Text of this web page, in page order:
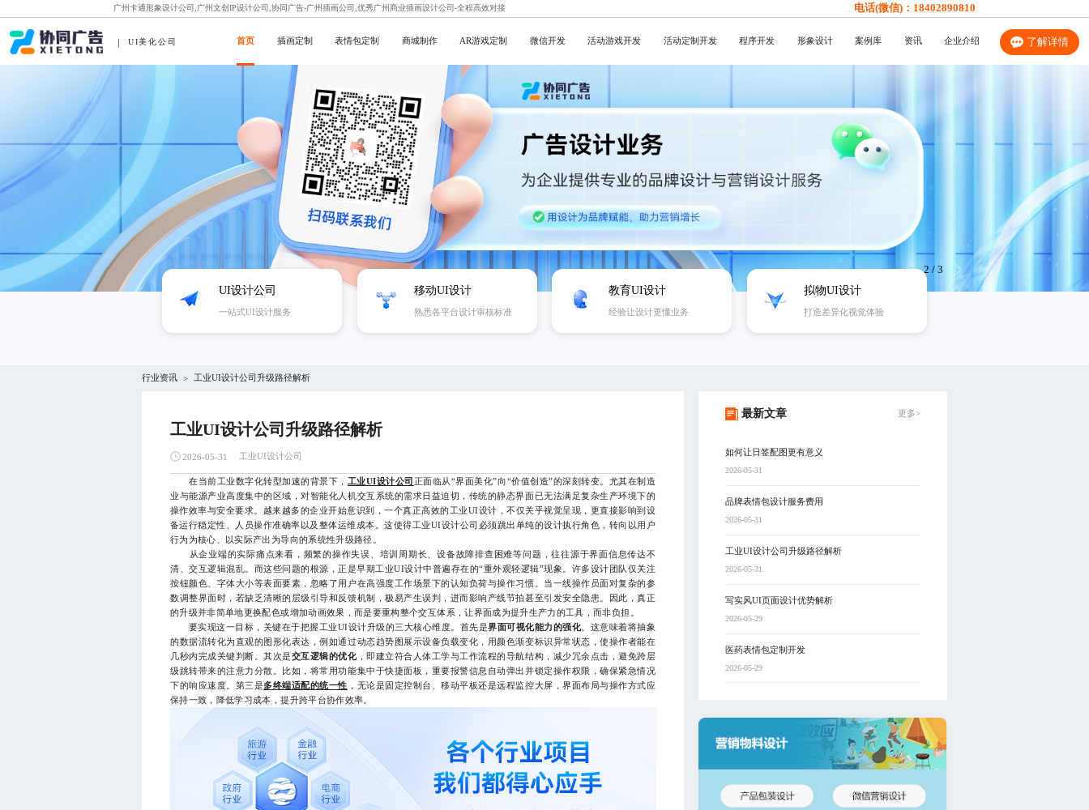
广州卡通形象设计公司,广州文创IP设计公司,协同广告-广州插画公司,优秀广州商业插画设计公司-全程高效对接 电话(微信)： 18402890810
UI美化公司 首页 插画定制 表情包定制 商城制作 AR游戏定制 微信开发 活动游戏开发 活动定制开发 程序开发 形象设计 案例库 资讯 企业介绍 了解详情
2 / 3
UI设计公司
一站式UI设计服务
移动UI设计
熟悉各平台设计审核标准
教育UI设计
经验让设计更懂业务
拟物UI设计
打造差异化视觉体验
行业资讯 > 工业UI设计公司升级路径解析
工业UI设计公司升级路径解析
2026-05-31 工业UI设计公司
在当前工业数字化转型加速的背景下， 工业UI设计公司 正面临从“界面美化”向“价值创造”的深刻转变。尤其在制造
业与能源产业高度集中的区域，对智能化人机交互系统的需求日益迫切，传统的静态界面已无法满足复杂生产环境下的
操作效率与安全要求。越来越多的企业开始意识到，一个真正高效的工业UI设计，不仅关乎视觉呈现，更直接影响到设
备运行稳定性、人员操作准确率以及整体运维成本。这使得工业UI设计公司必须跳出单纯的设计执行角色，转向以用户
行为为核心、以实际产出为导向的系统性升级路径。
从企业端的实际痛点来看，频繁的操作失误、培训周期长、设备故障排查困难等问题，往往源于界面信息传达不
清、交互逻辑混乱。而这些问题的根源，正是早期工业UI设计中普遍存在的“重外观轻逻辑”现象。许多设计团队仅关注
按钮颜色、字体大小等表面要素，忽略了用户在高强度工作场景下的认知负荷与操作习惯。当一线操作员面对复杂的参
数调整界面时，若缺乏清晰的层级引导和反馈机制，极易产生误判，进而影响产线节拍甚至引发安全隐患。因此，真正
的升级并非简单地更换配色或增加动画效果，而是要重构整个交互体系，让界面成为提升生产力的工具，而非负担。
要实现这一目标，关键在于把握工业UI设计升级的三大核心维度。首先是界面可视化能力的强化。这意味着将抽象
的数据流转化为直观的图形化表达，例如通过动态趋势图展示设备负载变化，用颜色渐变标识异常状态，使操作者能在
几秒内完成关键判断。其次是交互逻辑的优化，即建立符合人体工学与工作流程的导航结构，减少冗余点击，避免跨层
级跳转带来的注意力分散。比如，将常用功能集中于快捷面板，重要报警信息自动弹出并锁定操作权限，确保紧急情况
下的响应速度。第三是多终端适配的统一性 ，无论是固定控制台、移动平板还是远程监控大屏，界面布局与操作方式应
保持一致，降低学习成本，提升跨平台协作效率。
最新文章 更多>
如何让日签配图更有意义
2026-05-31
品牌表情包设计服务费用
2026-05-31
工业UI设计公司升级路径解析
2026-05-31
写实风UI页面设计优势解析
2026-05-29
医药表情包定制开发
2026-05-29